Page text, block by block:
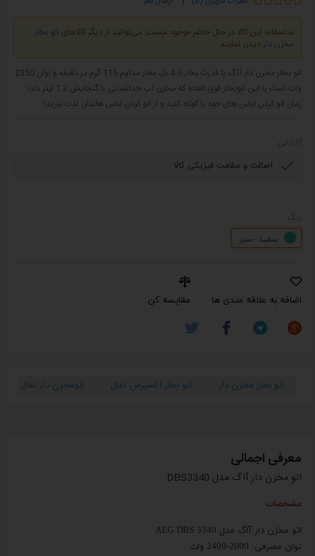
متاسفانه این کالا در حال حاضر موجود نیست. می‌توانید از دیگر کالاهای اتو بخار
مخزن دار دیدن نمایید.
اتو بخار مخزن دار آاگ با قدرت بخار 4.5 بار، بخار مداوم 115 گرم در دقیقه و توان 2350
وات است با این اتوبخار فوق العاده که مخزن آب جداشدنی با گنجایش 1.2 لیتر دارد
زمان اتو کردن لباس های خود را کوتاه کنید و از اتو کردن لباس هایتان لذت ببرید!
سفید - سبز
اضافه به علاقه مندی ها مقایسه کن
اتو بخار مخزن دار اتو بخار اکسپرس تفال اتومخزن دار تفال
معرفی اجمالی
اتو مخزن دار آاگ مدل DBS3340
مشخصات
اتو مخزن دار آاگ مدل AEG DBS 3340
توان مصرفی: 2000-2400 وات